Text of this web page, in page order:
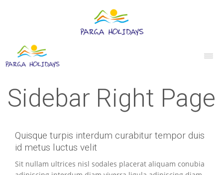
Sidebar Right Page
Quisque turpis interdum curabitur tempor duis
id metus luctus velit
Sit nullam ultrices nisl sodales placerat aliquam conubia